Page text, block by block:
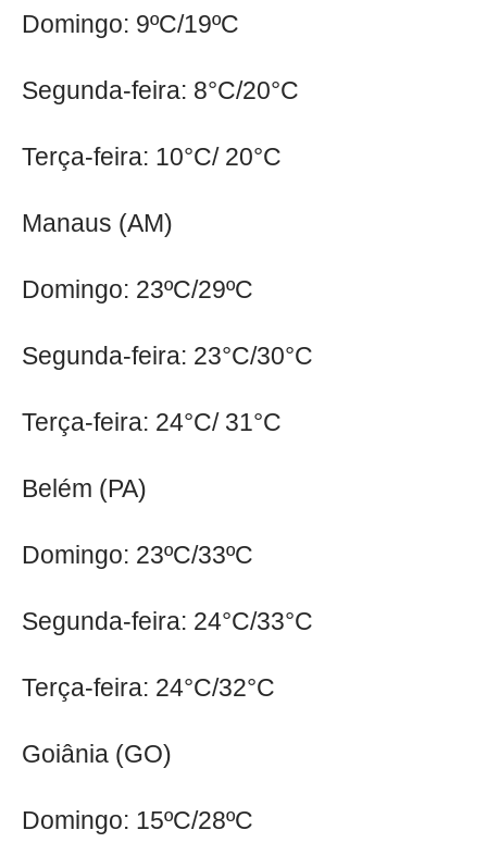
Domingo: 9ºC/19ºC
Segunda-feira: 8°C/20°C
Terça-feira: 10°C/ 20°C
Manaus (AM)
Domingo: 23ºC/29ºC
Segunda-feira: 23°C/30°C
Terça-feira: 24°C/ 31°C
Belém (PA)
Domingo: 23ºC/33ºC
Segunda-feira: 24°C/33°C
Terça-feira: 24°C/32°C
Goiânia (GO)
Domingo: 15ºC/28ºC